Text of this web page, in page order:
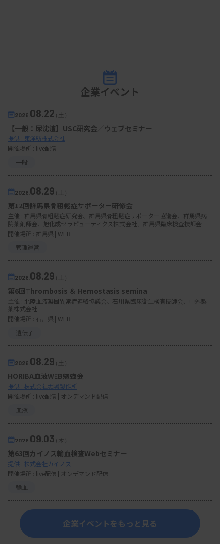
企業イベント
2026. 08.22（土）
【一般：尿沈渣】USC研究会／ウェブセミナー
提供 : 東洋紡株式会社
開催場所 : live配信
一般
2026. 08.29（土）
第12回群馬県骨粗鬆症サポーター研修会
主催 : 群馬県骨粗鬆症研究会、群馬県骨粗鬆症サポーター協議会、群馬県病
院薬剤師会、旭化成セラピューティクス株式会社、群馬県臨床検査技師会
開催場所 : 群馬県 | WEB
管理運営
2026. 08.29（土）
第6回Thrombosis ＆ Hemostasis semina
主催 : 北陸血液凝固異常症連絡協議会、石川県臨床衛生検査技師会、中外製
薬株式会社
開催場所 : 石川県 | WEB
遺伝子
2026. 08.29（土）
HORIBA血液WEB勉強会
提供 : 株式会社堀場製作所
開催場所 : live配信 | オンデマンド配信
血液
2026. 09.03（木）
第63回カイノス輸血検査Webセミナー
提供 : 株式会社カイノス
開催場所 : live配信 | オンデマンド配信
輸血
企業イベントをもっと見る